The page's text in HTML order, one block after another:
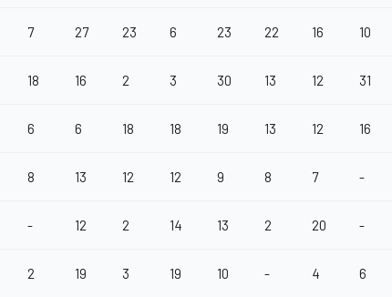
7 27 23 6 23 22 16 10
18 16 2 3 30 13 12 31
6 6 18 18 19 13 12 16
8 13 12 12 9 8 7 -
- 12 2 14 13 2 20 -
2 19 3 19 10 - 4 6